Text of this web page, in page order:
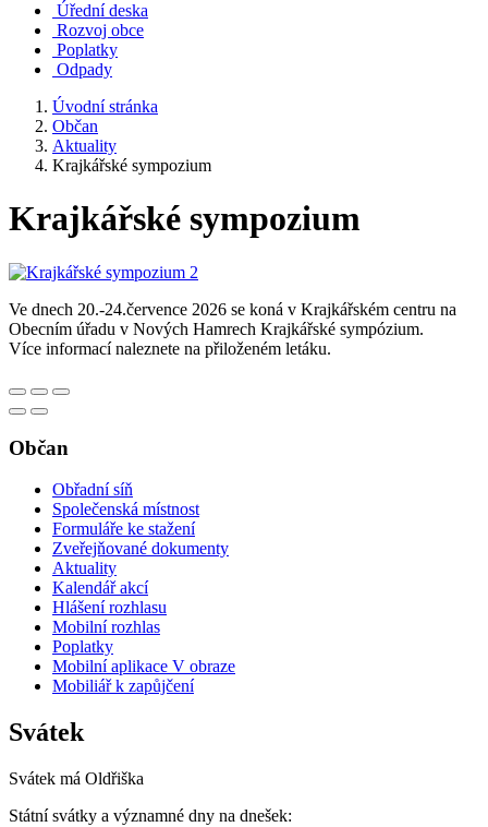
Úřední deska
Rozvoj obce
Poplatky
Odpady
Úvodní stránka
Občan
Aktuality
Krajkářské sympozium
Krajkářské sympozium
Ve dnech 20.-24.července 2026 se koná v Krajkářském centru na
Obecním úřadu v Nových Hamrech Krajkářské sympózium.
Více informací naleznete na přiloženém letáku.
Občan
Obřadní síň
Společenská místnost
Formuláře ke stažení
Zveřejňované dokumenty
Aktuality
Kalendář akcí
Hlášení rozhlasu
Mobilní rozhlas
Poplatky
Mobilní aplikace V obraze
Mobiliář k zapůjčení
Svátek
Svátek má Oldřiška
Státní svátky a významné dny na dnešek: